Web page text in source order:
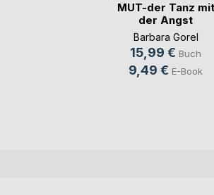
MUT-der Tanz mit
der Angst
Barbara Gorel
15,99 € Buch
9,49 € E-Book